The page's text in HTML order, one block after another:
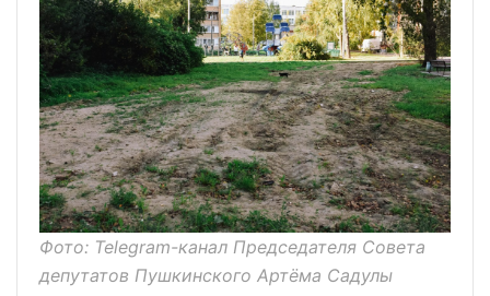
Фото: Telegram-канал Председателя Совета
депутатов Пушкинского Артёма Садулы